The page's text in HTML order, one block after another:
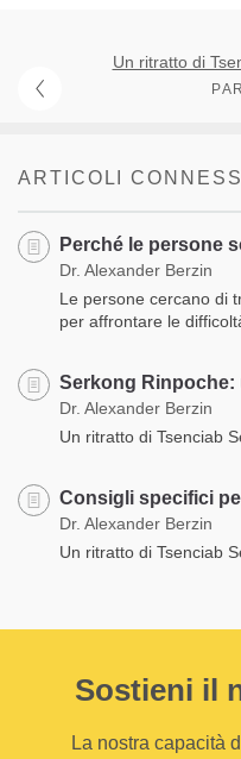
Un ritratto di
ARTICOLI CONNESSI
Perché le persone
Dr. Alexander Berzin
Le persone cercano di
per affrontare le
Serkong Rinpoche:
Dr. Alexander Berzin
Un ritratto di Tsenciab
Consigli specifici
Dr. Alexander Berzin
Un ritratto di Tsenciab
Sostieni il
La nostra capacità